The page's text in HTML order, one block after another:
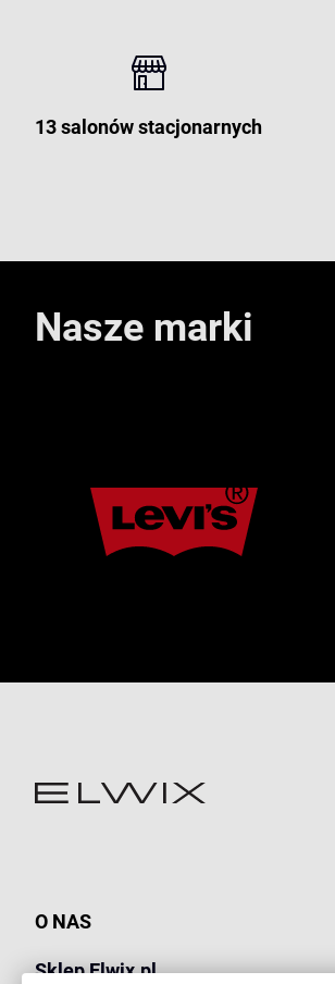
13 salonów stacjonarnych
Nasze marki
O NAS
Sklep Elwix.pl